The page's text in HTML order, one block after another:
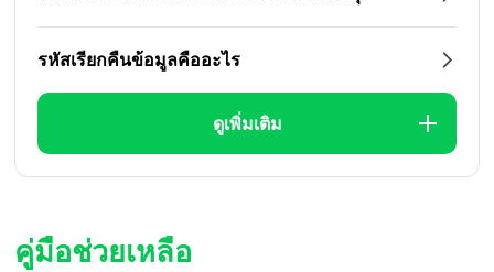
รหัสเรียกคืนข้อมูลคืออะไร
ดูเพิ่มเติม
คู่มือช่วยเหลือ